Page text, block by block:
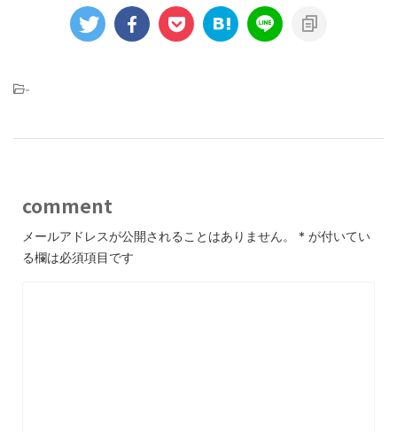
-
comment
メールアドレスが公開されることはありません。 * が付いてい
る欄は必須項目です